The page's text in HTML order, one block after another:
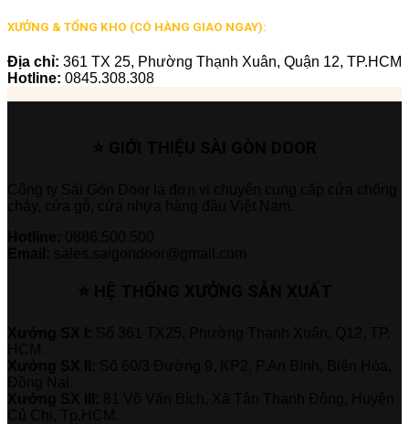
XƯỞNG & TỔNG KHO (CÓ HÀNG GIAO NGAY):
Địa chỉ: 361 TX 25, Phường Thạnh Xuân, Quận 12, TP.HCM
Hotline: 0845.308.308